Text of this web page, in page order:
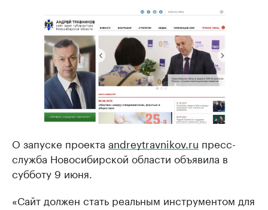
О запуске проекта andreytravnikov.ru пресс-
служба Новосибирской области объявила в
субботу 9 июня.
«Сайт должен стать реальным инструментом для